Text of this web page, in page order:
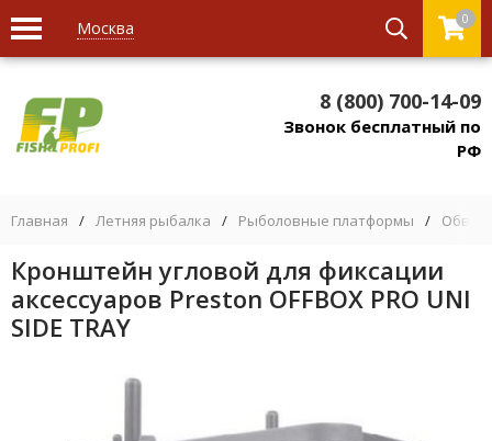
Москва 0
8 (800) 700-14-09
Звонок бесплатный по
РФ
Главная / Летняя рыбалка / Рыболовные платформы / Обвес
Кронштейн угловой для фиксации
аксессуаров Preston OFFBOX PRO UNI
SIDE TRAY